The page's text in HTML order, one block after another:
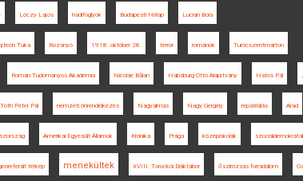
Lóczy Lajos hadifoglyok Budapesti Hírlap Lucian Boia
Tuka Rozsnyó 1918. október 28. terror románok Turócszentmárton
Román Tudományos Akadémia Nicolae Bălan Habsburg Ottó Alapítvány Hatos Pál
Tóth Péter Pál nemzeti önrendelkezés Nagyalmás Nagy Gergely repatriálás Arad
Amerikai Egyesült Államok Krónika Prága középiskolák
térkép menekültek XVIII. Torockói Diáktábor őszirózsás forradalom